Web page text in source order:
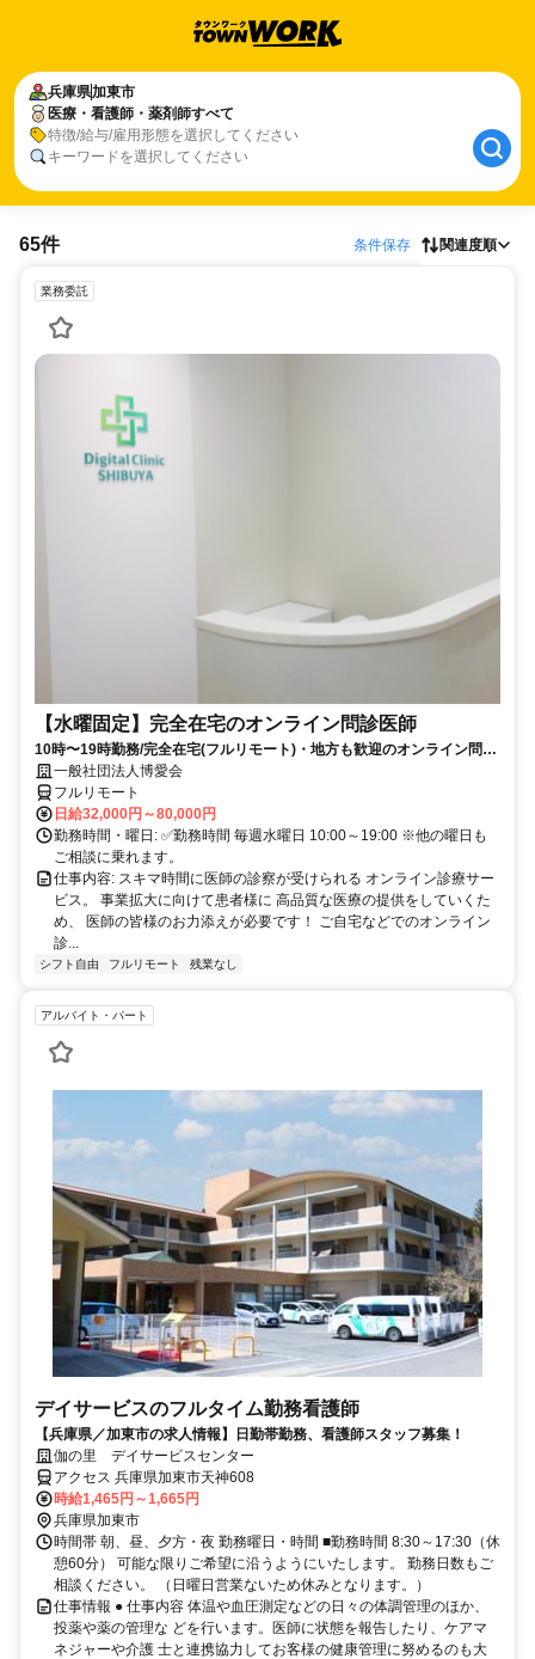
兵庫県加東市
医療・看護師・薬剤師すべて
特徴/給与/雇用形態を選択してください
キーワードを選択してください
65件 条件保存 関連度順
業務委託
【水曜固定】完全在宅のオンライン問診医師
10時〜19時勤務/完全在宅(フルリモート)・地方も歓迎のオンライン問診
業務一般社団法人博愛会
フルリモート
日給32,000円～80,000円
勤務時間・曜日: ✅勤務時間 毎週水曜日 10:00～19:00 ※他の曜日も
ご相談に乗れます。
仕事内容: スキマ時間に医師の診察が受けられる オンライン診療サー
ビス。 事業拡大に向けて患者様に 高品質な医療の提供をしていくた
め、 医師の皆様のお力添えが必要です！ ご自宅などでのオンライン
診...
シフト自由 フルリモート 残業なし
アルバイト・パート
デイサービスのフルタイム勤務看護師
【兵庫県／加東市の求人情報】日勤帯勤務、看護師スタッフ募集！
伽の里 デイサービスセンター
アクセス 兵庫県加東市天神608
時給1,465円～1,665円
兵庫県加東市
時間帯 朝、昼、夕方・夜 勤務曜日・時間 ■勤務時間 8:30～17:30（休
憩60分） 可能な限りご希望に沿うようにいたします。 勤務日数もご
相談ください。 （日曜日営業ないため休みとなります。）
仕事情報 ● 仕事内容 体温や血圧測定などの日々の体調管理のほか、
投薬や薬の管理な どを行います。医師に状態を報告したり、ケアマ
ネジャーや介護 士と連携協力してお客様の健康管理に努めるのも大